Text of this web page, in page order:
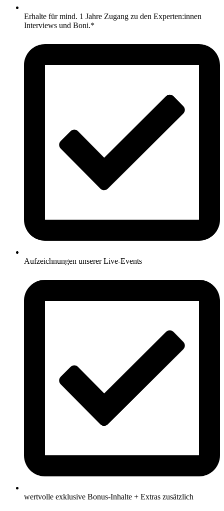
Erhalte für mind. 1 Jahre Zugang zu den Experten:innen
Interviews und Boni.*
Aufzeichnungen unserer Live-Events
wertvolle exklusive Bonus-Inhalte + Extras zusätzlich